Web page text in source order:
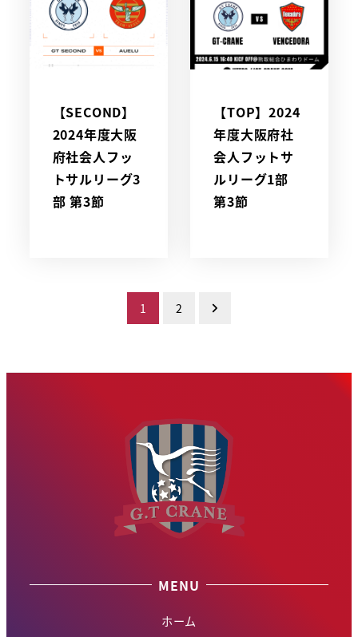
【SECOND】
2024年度大阪
府社会人フッ
トサルリーグ3
部 第3節
【TOP】2024
年度大阪府社
会人フットサ
ルリーグ1部
第3節
の
1 2
MENU
ホーム